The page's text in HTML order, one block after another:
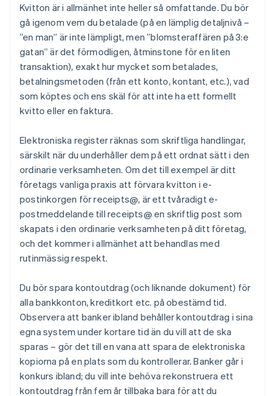
Kvitton är i allmänhet inte heller så omfattande. Du bör
gå igenom vem du betalade (på en lämplig detaljnivå –
”en man” är inte lämpligt, men ”blomsteraffären på 3:e
gatan” är det förmodligen, åtminstone för en liten
transaktion), exakt hur mycket som betalades,
betalningsmetoden (från ett konto, kontant, etc.), vad
som köptes och ens skäl för att inte ha ett formellt
kvitto eller en faktura.
Elektroniska register räknas som skriftliga handlingar,
särskilt när du underhåller dem på ett ordnat sätt i den
ordinarie verksamheten. Om det till exempel är ditt
företags vanliga praxis att förvara kvitton i e-
postinkorgen för receipts@, är ett tvåradigt e-
postmeddelande till receipts@ en skriftlig post som
skapats i den ordinarie verksamheten på ditt företag,
och det kommer i allmänhet att behandlas med
rutinmässig respekt.
Du bör spara kontoutdrag (och liknande dokument) för
alla bankkonton, kreditkort etc. på obestämd tid.
Observera att banker ibland behåller kontoutdrag i sina
egna system under kortare tid än du vill att de ska
sparas – gör det till en vana att spara de elektroniska
kopiorna på en plats som du kontrollerar. Banker går i
konkurs ibland; du vill inte behöva rekonstruera ett
kontoutdrag från fem år tillbaka bara för att du